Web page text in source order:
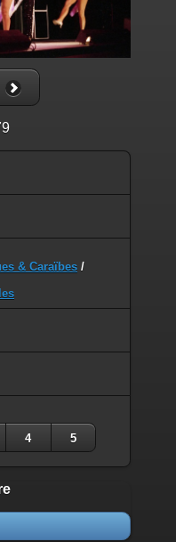
& Caraïbes /
4 5